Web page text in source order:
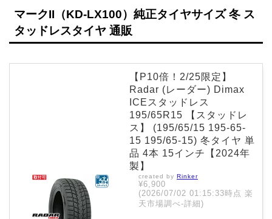
マークII（KD-LX100）純正タイヤサイズ 冬 ス
タッドレスタイヤ 通販
【P10倍！2/25限定】
Radar (レーダー) Dimax
ICEスタッドレス
195/65R15 【スタッドレ
ス】 (195/65/15 195-65-
15 195/65-15) 冬タイヤ 単
品 4本 15インチ【2024年
製】
created by Rinker
¥6,900
(2026/07/02 01:15:33時点 楽
天市場調べ-詳細)